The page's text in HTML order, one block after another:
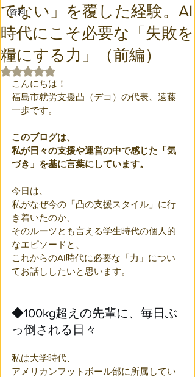
資料
てない」を覆した経験。AI
時代にこそ必要な「失敗を
糧にする力」（前編）
5つ星のうちNaNと評価されています。
こんにちは！
福島市就労支援凸（デコ）の代表、遠藤
一歩です。
このブログは、
私が日々の支援や運営の中で感じた「気
づき」を基に言葉にしています。
今日は、
私がなぜ今の「凸の支援スタイル」に行
き着いたのか、
そのルーツとも言える学生時代の個人的
なエピソードと、
これからのAI時代に必要な「力」につい
てお話ししたいと思います。
◆100kg超えの先輩に、毎日ぶ
っ倒される日々
私は大学時代、
アメリカンフットボール部に所属してい